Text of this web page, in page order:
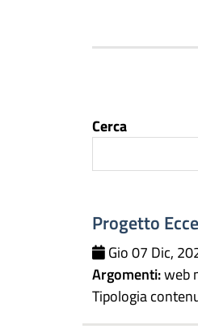
Cerca
Progetto
Gio 07 Dic,
Argomenti:web
Tipologia